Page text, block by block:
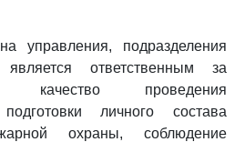
управления, подразделения
ответственным за
качество проведения
личного состава
охраны, соблюдение